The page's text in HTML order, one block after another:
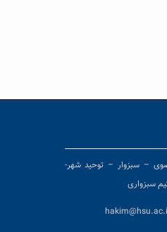
– سبزوار – توحید شهر-
سبزواری